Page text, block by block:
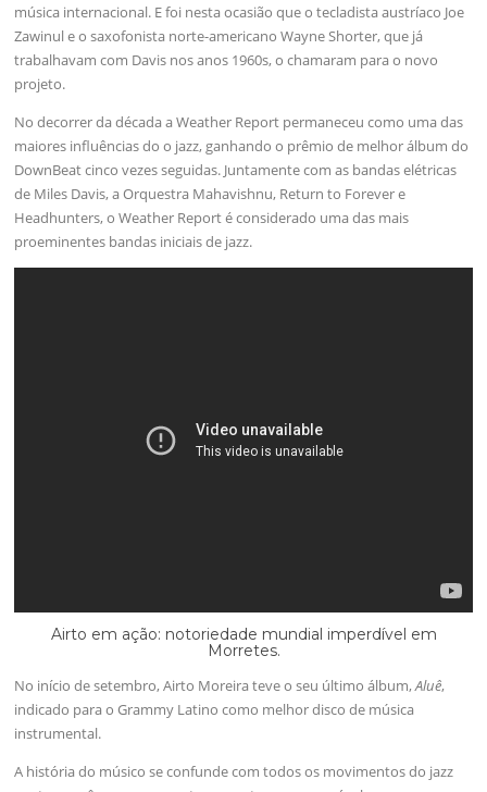
música internacional. E foi nesta ocasião que o tecladista austríaco Joe
Zawinul e o saxofonista norte-americano Wayne Shorter, que já
trabalhavam com Davis nos anos 1960s, o chamaram para o novo
projeto.
No decorrer da década a Weather Report permaneceu como uma das
maiores influências do o jazz, ganhando o prêmio de melhor álbum do
DownBeat cinco vezes seguidas. Juntamente com as bandas elétricas
de Miles Davis, a Orquestra Mahavishnu, Return to Forever e
Headhunters, o Weather Report é considerado uma das mais
proeminentes bandas iniciais de jazz.
Airto em ação: notoriedade mundial imperdível em
Morretes.
No início de setembro, Airto Moreira teve o seu último álbum,Aluê,
indicado para o Grammy Latino como melhor disco de música
instrumental.
A história do músico se confunde com todos os movimentos do jazz